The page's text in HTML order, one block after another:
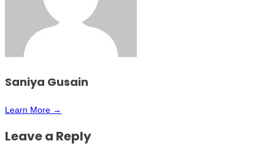
Saniya Gusain
Learn More →
Leave a Reply